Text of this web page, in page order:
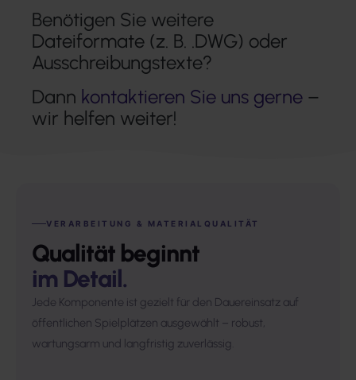
Benötigen Sie weitere
Dateiformate (z. B. .DWG) oder
Ausschreibungstexte?
Dann kontaktieren Sie uns gerne –
wir helfen weiter!
VERARBEITUNG & MATERIALQUALITÄT
Qualität beginnt
im Detail.
Jede Komponente ist gezielt für den Dauereinsatz auf
öffentlichen Spielplätzen ausgewählt – robust,
wartungsarm und langfristig zuverlässig.